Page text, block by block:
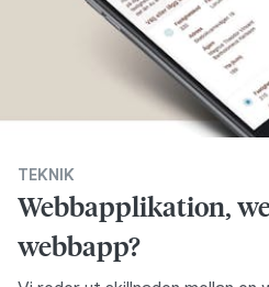
TEKNIK
Webbapplikation,
webbapp?